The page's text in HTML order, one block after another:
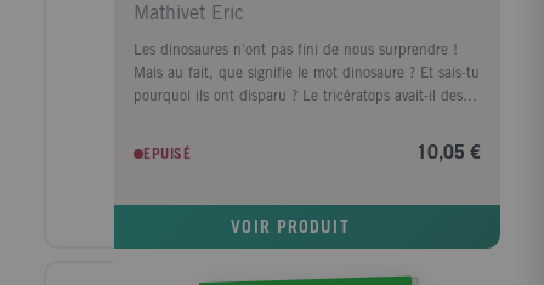
Mathivet Eric
Les dinosaures n'ont pas fini de nous surprendre !
Mais au fait, que signifie le mot dinosaure ? Et sais-tu
pourquoi ils ont disparu ? Le tricératops avait-il des
EPUISÉ 10,05 €
VOIR PRODUIT